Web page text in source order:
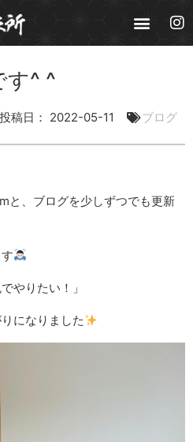
す^ ^
投稿日： 2022-05-11 ブログ
と、ブログを少しずつでも更新
やりたい！」
になりました